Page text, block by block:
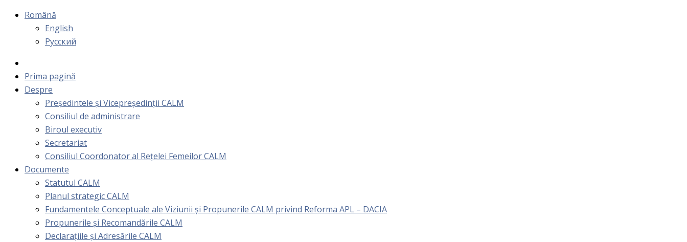
Română
English
Русский
Prima pagină
Despre
Președintele și Vicepreședinții CALM
Consiliul de administrare
Biroul executiv
Secretariat
Consiliul Coordonator al Rețelei Femeilor CALM
Documente
Statutul CALM
Planul strategic CALM
Fundamentele Conceptuale ale Viziunii și Propunerile CALM privind Reforma APL – DACIA
Propunerile și Recomandările CALM
Declarațiile și Adresările CALM